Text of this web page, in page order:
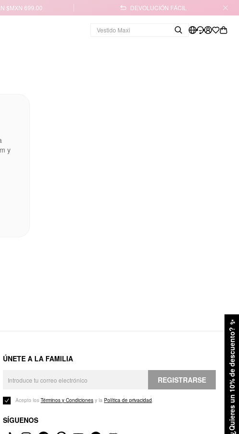
$MXN 699.00 DEVOLUCIÓN FÁCIL
¿Quieres un 10% de descuento?
✨
y
ÚNETE A LA FAMILIA
REGISTRARSE
Acepto los Términos y Condiciones y la Política de privacidad.
SÍGUENOS